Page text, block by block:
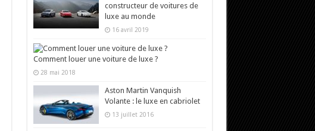
constructeur de voitures de
luxe au monde
16 avril 2019
Comment louer une voiture de luxe ?
28 mai 2018
Aston Martin Vanquish
Volante : le luxe en cabriolet
13 juillet 2016